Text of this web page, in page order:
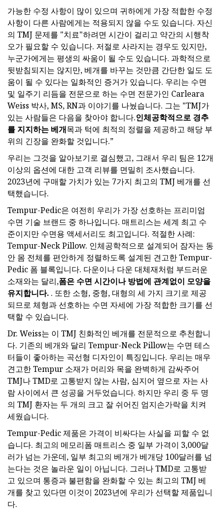
가능한 수정 사항이 많이 있으며 귀하에게 가장 적합한 수정
사항이 다른 사람에게는 적용되지 않을 수도 있습니다. 자신
의 TMJ 문제를 "치료"하려면 시간이 걸리고 약간의 시행착
오가 필요할 수 있습니다. 저절로 사라지는 경우도 있지만,
누군가에게는 평생의 싸움이 될 수도 있습니다. 과학적으로
뒷받침되지는 않지만, 베개를 바꾸는 것만큼 간단한 일도 도
움이 될 수 있다는 일화적인 증거가 있습니다. 우리는 수면
및 일주기 리듬을 전문으로 하는 수면 전문가인 Carleara
Weiss 박사, MS, RN과 이야기를 나눴습니다. 그는 "TMJ가
있는 사람들은 다음을 찾아야 합니다.인체공학적으로 경추
를 지지하는 베개목과 턱에 최적의 정렬을 제공하고 해당 부
위의 긴장을 완화할 것입니다.”
우리는 그것을 알아보기로 결심했고, 그래서 우리 팀은 12개
이상의 옵션에 대한 고객 리뷰를 면밀히 조사했습니다.
2023년에 구매할 가치가 있는 7가지 최고의 TMJ 베개를 선
택했습니다.
Tempur-Pedic은 여전히 ​​우리가 가장 선호하는 프리미엄
수면 기술 브랜드 중 하나입니다. 매트리스는 세계 최고 수
준이지만 수면용 액세서리도 최고입니다. 적절한 사례:
Tempur-Neck Pillow. 인체공학적으로 설계되어 잠자는 동
안 몸 전체를 편안하게 정렬하도록 설계된 견고한 Tempur-
Pedic 폼 블록입니다. 다운이나 다운 대체재처럼 부드러운
소재와는 달리,폼은 수면 시간이나 방법에 관계없이 모양을
유지합니다. . 또한 소형, 중형, 대형의 세 가지 크기로 제공
되므로 체형과 선호하는 수면 자세에 가장 적합한 크기를 선
택할 수 있습니다.
Dr. Weiss는 이 TMJ 친화적인 베개를 전문적으로 추천합니
다. 기존의 베개와 달리 Tempur-Neck Pillow는 수면 테스
터들이 좋아하는 곡선형 디자인이 특징입니다. 우리는 매우
견고한 Tempur 소재가 머리와 목을 완벽하게 감싸주어
TMJ나 TMD로 고통받지 않는 사람, 심지어 옆으로 자는 사
람 사이에서 큰 성공을 거두었습니다. 하지만 우리 중 두 명
의 TMJ 환자는 두 개의 크고 잘 쉬어진 엄지손가락을 치켜
세웠습니다.
Tempur-Pedic 제품은 가격이 비싸다는 사실을 피할 수 없
습니다. 최고의 메모리폼 매트리스 중 일부 가격이 3,000달
러가 넘는 가운데, 일부 최고의 베개가 베개당 100달러를 넘
는다는 것은 놀라운 일이 아닙니다. 그러나 TMD로 고통받
고 있으며 통증과 불편함을 완화할 수 있는 최고의 TMJ 베
개를 찾고 있다면 이것이 2023년에 우리가 선택할 제품입니
다.